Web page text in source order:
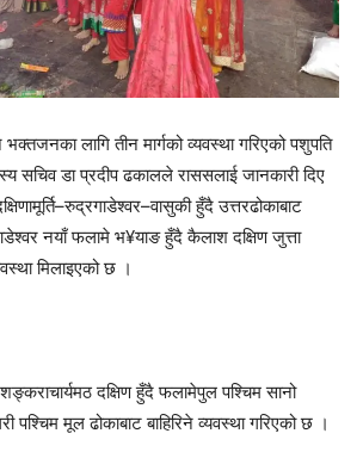
लागि तीन मार्गको व्यवस्था गरिएको पशुपति
सचिव डा प्रदीप ढकालले राससलाई जानकारी दिए
हुँदै उत्तरढोकाबाट
नयाँ फलामे भ¥याङ हुँदै कैलाश दक्षिण जुत्ता
मिलाइएको छ ।
दक्षिण हुँदै फलामेपुल पश्चिम सानो
पश्चिम मूल ढोकाबाट बाहिरिने व्यवस्था गरिएको छ ।